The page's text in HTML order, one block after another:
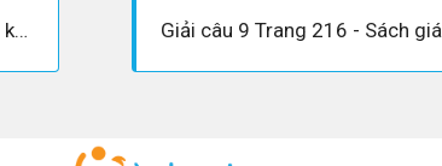
Giải câu 8 Trang 216 - Sách giáo khoa Vật lí 12